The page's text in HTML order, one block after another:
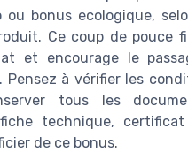
ou bonus ecologique,
Ce coup de pouce
et encourage le
Pensez à vérifier les
tous les
technique, certificat
de ce bonus.